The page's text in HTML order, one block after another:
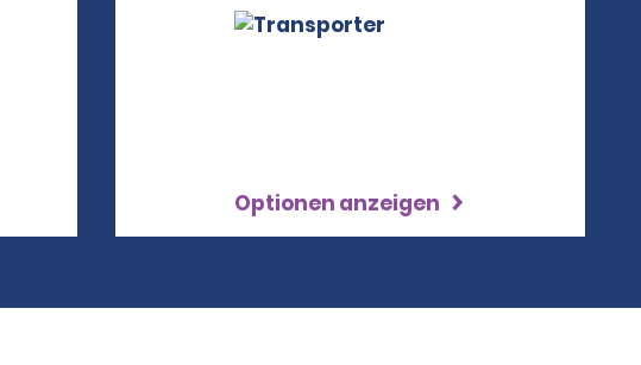
Optionen anzeigen